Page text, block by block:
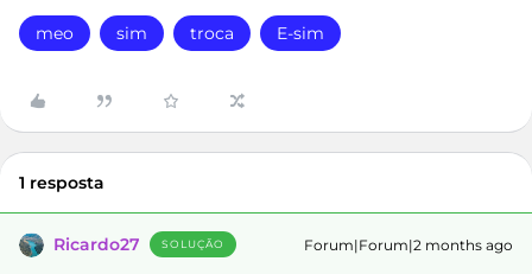
meo sim troca E-sim
1 resposta
Ricardo27 SOLUÇÃO Forum|Forum|2 months ago